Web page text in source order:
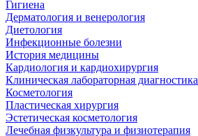
Гигиена
Дерматология и венерология
Диетология
Инфекционные болезни
История медицины
Кардиология и кардиохирургия
Клиническая лабораторная диагностика
Косметология
Пластическая хирургия
Эстетическая косметология
Лечебная физкультура и физиотерапия